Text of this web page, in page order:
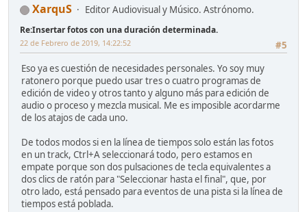
XarquS Editor Audiovisual y Músico. Astrónomo.
Re:Insertar fotos con una duración determinada.
#5
22 de Febrero de 2019, 14:22:52
Eso ya es cuestión de necesidades personales. Yo soy muy
ratonero porque puedo usar tres o cuatro programas de
edición de video y otros tanto y alguno más para edición de
audio o proceso y mezcla musical. Me es imposible acordarme
de los atajos de cada uno.
De todos modos si en la línea de tiempos solo están las fotos
en un track, Ctrl+A seleccionará todo, pero estamos en
empate porque son dos pulsaciones de tecla equivalentes a
dos clics de ratón para "Seleccionar hasta el final", que, por
otro lado, está pensado para eventos de una pista si la línea de
tiempos está poblada.